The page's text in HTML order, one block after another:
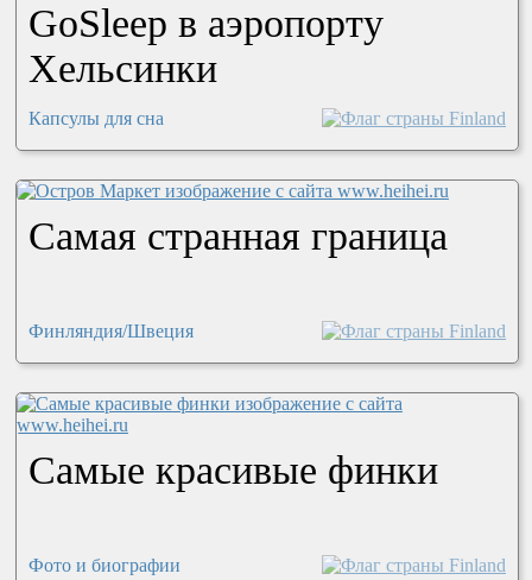
GoSleep в аэропорту
Хельсинки
Капсулы для сна
Самая странная граница
Финляндия/Швеция
Самые красивые финки
Фото и биографии